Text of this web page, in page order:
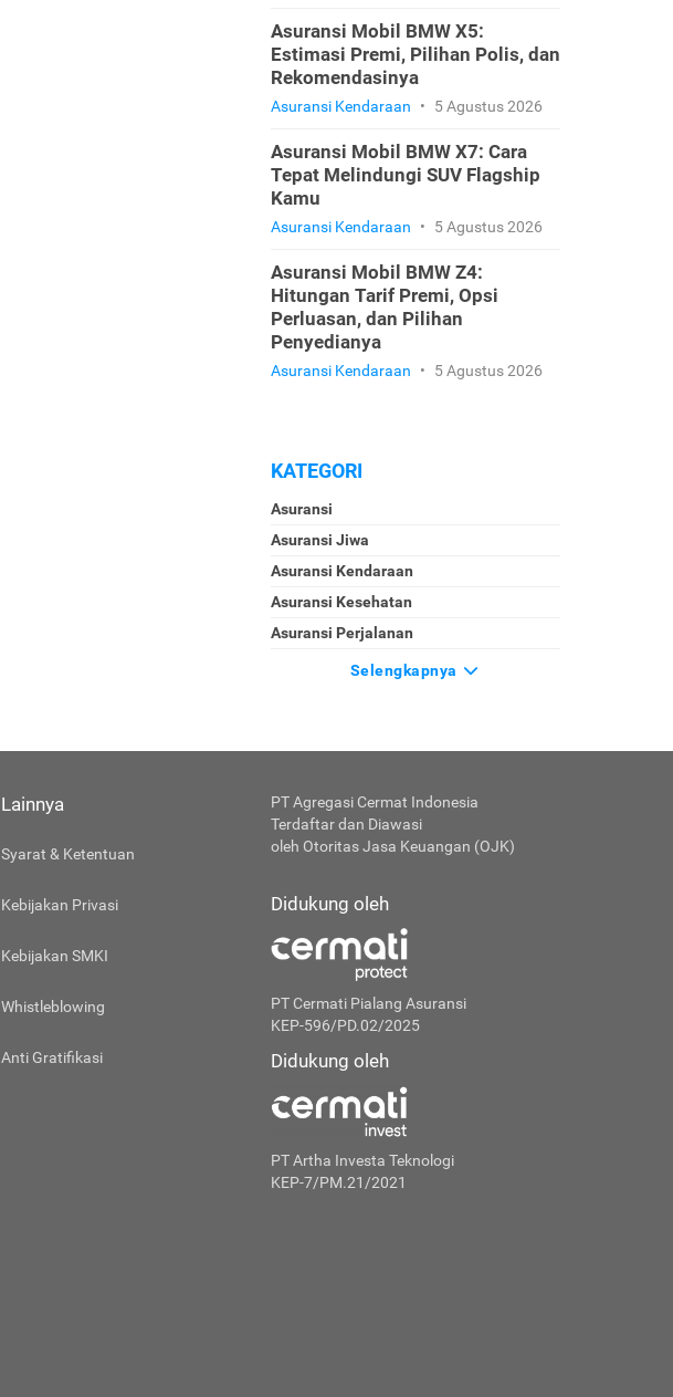
Asuransi Mobil BMW X5:
Estimasi Premi, Pilihan Polis, dan
Rekomendasinya
Asuransi Kendaraan • 5 Agustus 2026
Asuransi Mobil BMW X7: Cara
Tepat Melindungi SUV Flagship
Kamu
Asuransi Kendaraan • 5 Agustus 2026
Asuransi Mobil BMW Z4:
Hitungan Tarif Premi, Opsi
Perluasan, dan Pilihan
Penyedianya
Asuransi Kendaraan • 5 Agustus 2026
KATEGORI
Asuransi
Asuransi Jiwa
Asuransi Kendaraan
Asuransi Kesehatan
Asuransi Perjalanan
Selengkapnya
Lainnya
Syarat & Ketentuan
Kebijakan Privasi
Kebijakan SMKI
Whistleblowing
Anti Gratifikasi
PT Agregasi Cermat Indonesia
Terdaftar dan Diawasi
oleh Otoritas Jasa Keuangan (OJK)
Didukung oleh
PT Cermati Pialang Asuransi
KEP-596/PD.02/2025
Didukung oleh
PT Artha Investa Teknologi
KEP-7/PM.21/2021